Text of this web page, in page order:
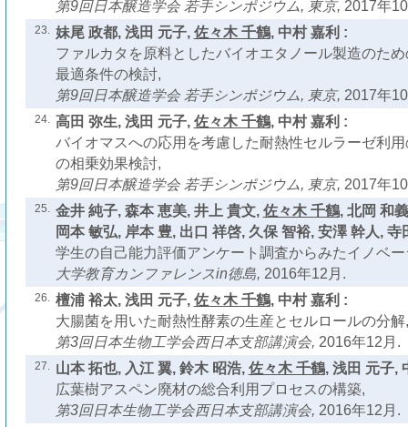
第9回日本醸造学会 若手シンポジウム, 東京, 2017年
23. 妹尾 政都, 浅田 元子, 佐々木 千鶴, 中村 嘉利 :
ファルカタを原料としたバイオエタノール製造のた
最適条件の検討,
第9回日本醸造学会 若手シンポジウム, 東京, 2017年
24. 高田 弥生, 浅田 元子, 佐々木 千鶴, 中村 嘉利 :
バイオマスへの応用を考慮した耐熱性セルラーゼ利
の相乗効果検討,
第9回日本醸造学会 若手シンポジウム, 東京, 2017年
25. 金井 純子, 森本 恵美, 井上 貴文, 佐々木 千鶴, 北岡 和
岡本 敏弘, 岸本 豊, 出口 祥啓, 久保 智裕, 安澤 幹人,
学生の自己能力評価アンケート調査からみたイノベ
大学教育カンファレンスin徳島, 2016年12月.
26. 檀浦 裕太, 浅田 元子, 佐々木 千鶴, 中村 嘉利 :
大腸菌を用いた耐熱性酵素の生産とセルロールの分解,
第3回日本生物工学会西日本支部講演会, 2016年12月.
27. 山本 拓也, 入江 翼, 鈴木 昭浩, 佐々木 千鶴, 浅田 元子,
広葉樹アスペン廃材の総合利用プロセスの構築,
第3回日本生物工学会西日本支部講演会, 2016年12月.